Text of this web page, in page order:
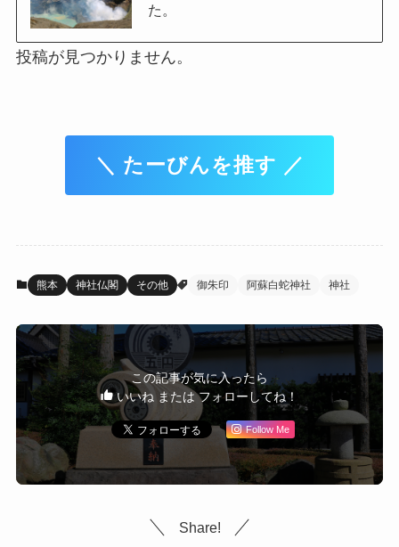
た。
投稿が見つかりません。
＼ たーびんを推す ／
熊本 神社仏閣 その他 御朱印 阿蘇白蛇神社 神社
この記事が気に入ったら
いいね または フォローしてね！
Follow Me
Share!